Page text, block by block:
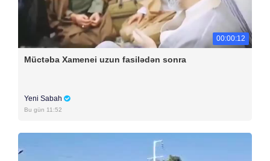
00:00:12
Müctəba Xamenei uzun fasilədən sonra
Yeni Sabah
Bu gün 11:52